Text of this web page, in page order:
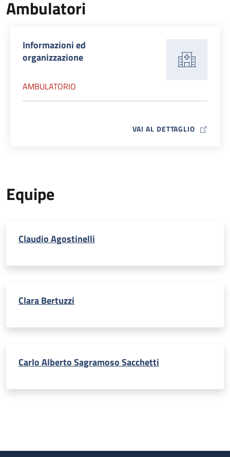
Ambulatori
Informazioni ed
organizzazione
AMBULATORIO
VAI AL DETTAGLIO MAP ICON
Equipe
Claudio Agostinelli
Clara Bertuzzi
Carlo Alberto Sagramoso Sacchetti